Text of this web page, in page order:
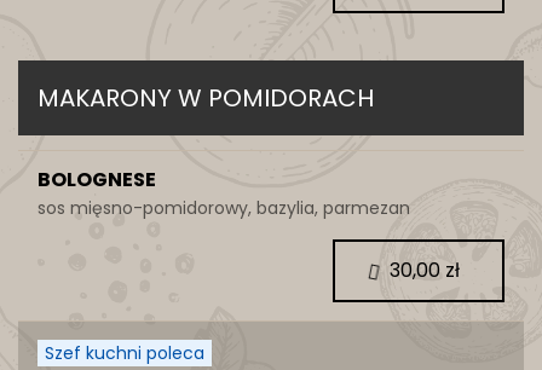
MAKARONY W POMIDORACH
BOLOGNESE
sos mięsno-pomidorowy, bazylia, parmezan
Szef kuchni poleca